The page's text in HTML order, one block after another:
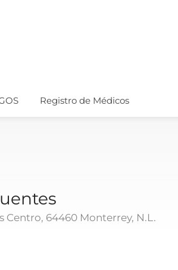
Registro de Médicos
Centro, 64460 Monterrey, N.L.